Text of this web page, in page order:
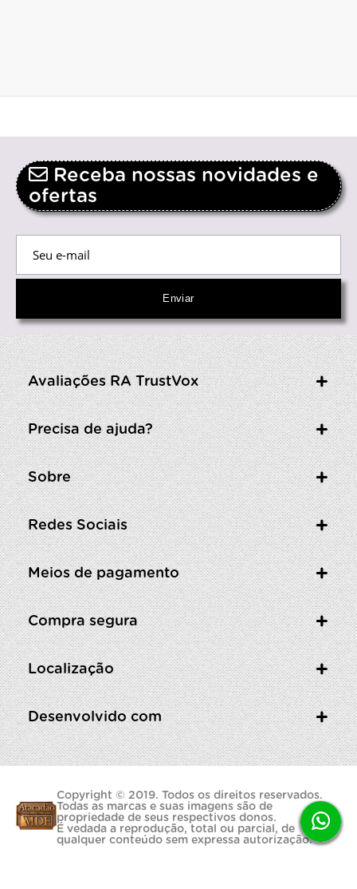
Receba nossas novidades e
ofertas
Avaliações RA TrustVox
Precisa de ajuda?
Sobre
Redes Sociais
Meios de pagamento
Compra segura
Localização
Desenvolvido com
Copyright © 2019. Todos os direitos reservados.
Todas as marcas e suas imagens são de
propriedade de seus respectivos donos.
É vedada a reprodução, total ou parcial, de
qualquer conteúdo sem expressa autorização.